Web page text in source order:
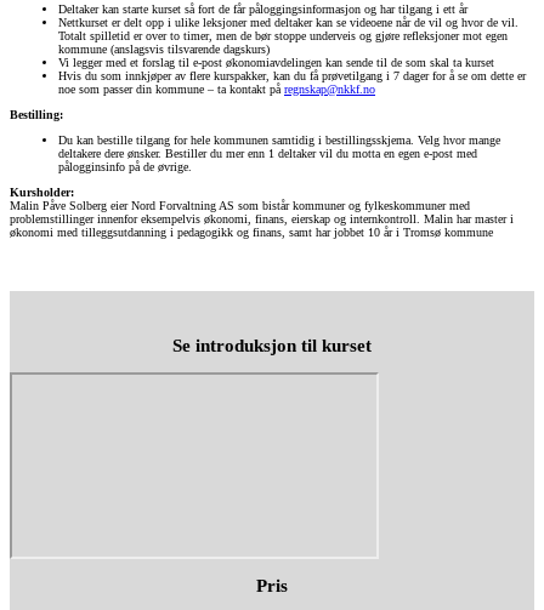
Deltaker kan starte kurset så fort de får påloggingsinformasjon og har tilgang i ett år
Nettkurset er delt opp i ulike leksjoner med deltaker kan se videoene når de vil og hvor de vil.
Totalt spilletid er over to timer, men de bør stoppe underveis og gjøre refleksjoner mot egen
kommune (anslagsvis tilsvarende dagskurs)
Vi legger med et forslag til e-post økonomiavdelingen kan sende til de som skal ta kurset
Hvis du som innkjøper av flere kurspakker, kan du få prøvetilgang i 7 dager for å se om dette er
noe som passer din kommune – ta kontakt på regnskap@nkkf.no
Bestilling:
Du kan bestille tilgang for hele kommunen samtidig i bestillingsskjema. Velg hvor mange
deltakere dere ønsker. Bestiller du mer enn 1 deltaker vil du motta en egen e-post med
pålogginsinfo på de øvrige.
Kursholder:
Malin Påve Solberg eier Nord Forvaltning AS som bistår kommuner og fylkeskommuner med
problemstillinger innenfor eksempelvis økonomi, finans, eierskap og internkontroll. Malin har master i
økonomi med tilleggsutdanning i pedagogikk og finans, samt har jobbet 10 år i Tromsø kommune
Se introduksjon til kurset
Pris